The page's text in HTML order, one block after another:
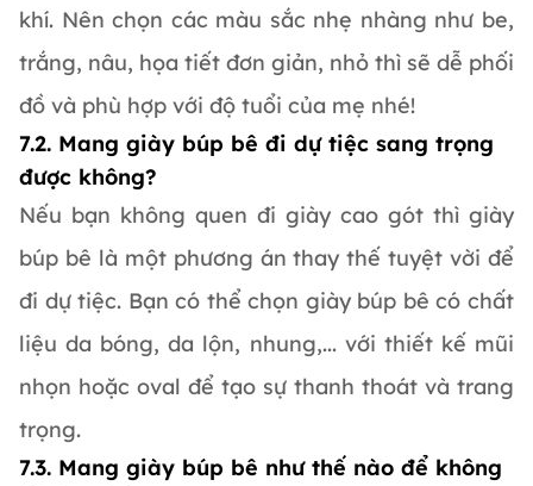
khí. Nên chọn các màu sắc nhẹ nhàng như be,
trắng, nâu, họa tiết đơn giản, nhỏ thì sẽ dễ phối
đồ và phù hợp với độ tuổi của mẹ nhé!
7.2. Mang giày búp bê đi dự tiệc sang trọng
được không?
Nếu bạn không quen đi giày cao gót thì giày
búp bê là một phương án thay thế tuyệt vời để
đi dự tiệc. Bạn có thể chọn giày búp bê có chất
liệu da bóng, da lộn, nhung,... với thiết kế mũi
nhọn hoặc oval để tạo sự thanh thoát và trang
trọng.
7.3. Mang giày búp bê như thế nào để không